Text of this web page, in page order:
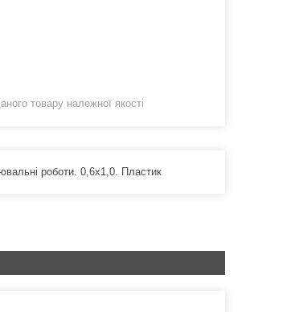
товару належної якості
роботи. 0,6х1,0. Пластик